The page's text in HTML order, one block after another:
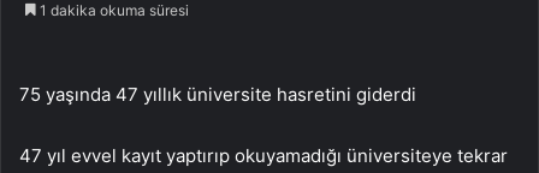
1 dakika okuma süresi
75 yaşında 47 yıllık üniversite hasretini giderdi
47 yıl evvel kayıt yaptırıp okuyamadığı üniversiteye tekrar